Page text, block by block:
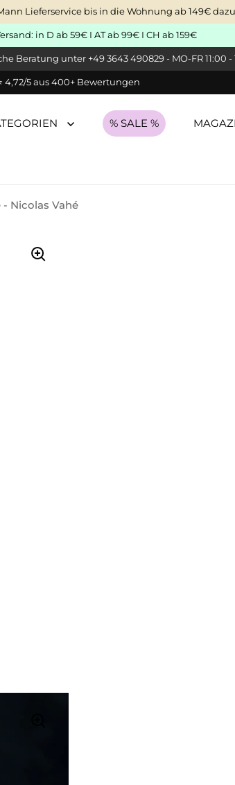
Lieferservice bis in die Wohnung ab 149€
in D ab 59€ I AT ab 99€ I CH ab 159€
Beratung unter +49 3643 490829 - MO-FR 11:00 -
4,72/5 aus 400+ Bewertungen
% SALE %
Nicolas Vahé